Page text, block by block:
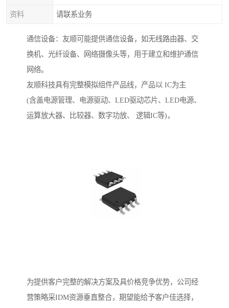
资料 请联系业务
通信设备：友顺可能提供通信设备，如无线路由器、交
换机、光纤设备、网络摄像头等，用于建立和维护通信
网络。
友顺科技具有完整模拟组件产品线，产品以 IC为主
(含盖电源管理、电源驱动、LED驱动芯片、LED电源、
运算放大器、比较器、数字功放、 逻辑IC等)，
为提供客户完整的解决方案及具价格竞争优势，公司经
营策略采IDM资源垂直整合，期望能给予客户佳选择，